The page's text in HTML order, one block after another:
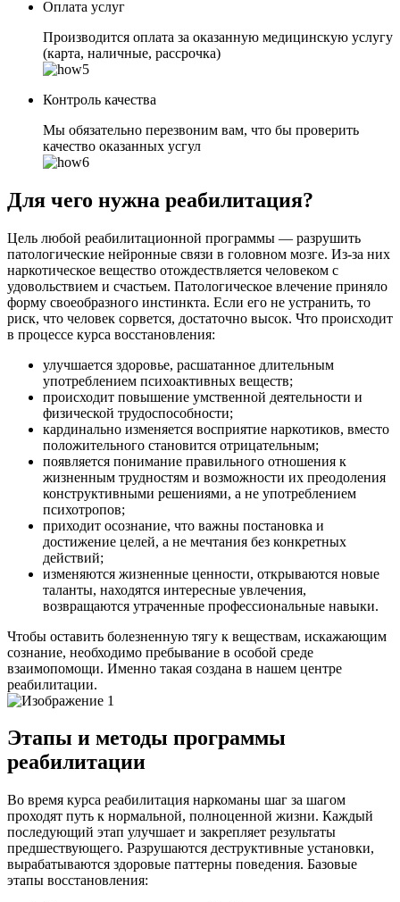
Оплата услуг
Производится оплата за оказанную медицинскую услугу
(карта, наличные, рассрочка)
Контроль качества
Мы обязательно перезвоним вам, что бы проверить
качество оказанных усгул
Для чего нужна реабилитация?
Цель любой реабилитационной программы — разрушить
патологические нейронные связи в головном мозге. Из-за них
наркотическое вещество отождествляется человеком с
удовольствием и счастьем. Патологическое влечение приняло
форму своеобразного инстинкта. Если его не устранить, то
риск, что человек сорвется, достаточно высок. Что происходит
в процессе курса восстановления:
улучшается здоровье, расшатанное длительным
употреблением психоактивных веществ;
происходит повышение умственной деятельности и
физической трудоспособности;
кардинально изменяется восприятие наркотиков, вместо
положительного становится отрицательным;
появляется понимание правильного отношения к
жизненным трудностям и возможности их преодоления
конструктивными решениями, а не употреблением
психотропов;
приходит осознание, что важны постановка и
достижение целей, а не мечтания без конкретных
действий;
изменяются жизненные ценности, открываются новые
таланты, находятся интересные увлечения,
возвращаются утраченные профессиональные навыки.
Чтобы оставить болезненную тягу к веществам, искажающим
сознание, необходимо пребывание в особой среде
взаимопомощи. Именно такая создана в нашем центре
реабилитации.
Этапы и методы программы
реабилитации
Во время курса реабилитация наркоманы шаг за шагом
проходят путь к нормальной, полноценной жизни. Каждый
последующий этап улучшает и закрепляет результаты
предшествующего. Разрушаются деструктивные установки,
вырабатываются здоровые паттерны поведения. Базовые
этапы восстановления: